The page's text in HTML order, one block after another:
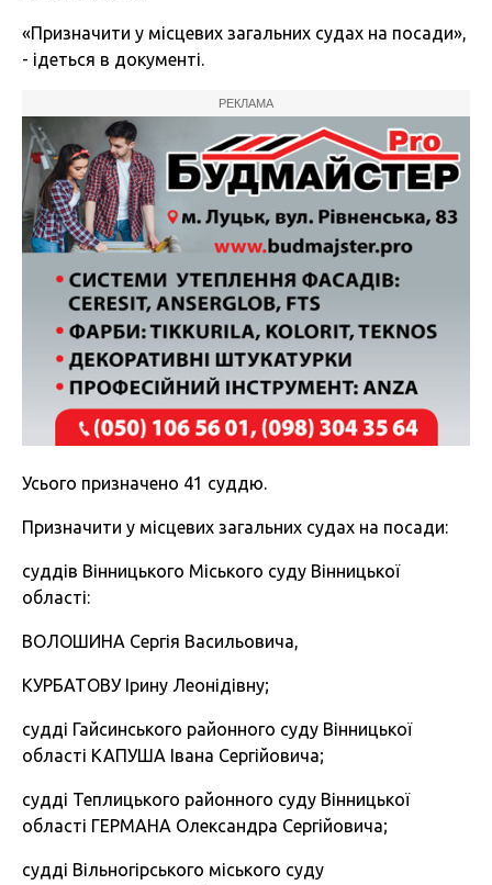
«Призначити y місцевих загальних судах на посади»,
- ідеться в документі.
РЕКЛАМА
Усього призначено 41 суддю.
Призначити y місцевих загальних судах на посади:
суддів Вінницького Міського суду Вінницької
області:
ВОЛОШИНА Сергія Васильовича,
КУРБАТОВУ Ірину Леонідівну;
судді Гайсинського районного суду Вінницької
області КАПУША Івана Сергійовича;
судді Теплицького районного суду Вінницької
області ГЕРМАНА Олександра Сергійовича;
судді Вільногірського міського суду